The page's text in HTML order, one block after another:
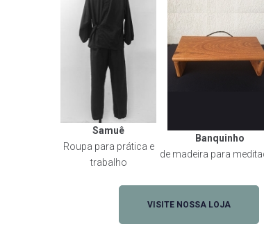
Samuê
Roupa para prática e
trabalho
Banquinho
de madeira para
VISITE NOSSA LOJA